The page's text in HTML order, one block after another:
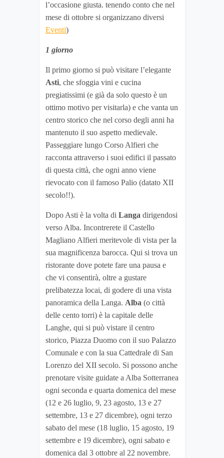
l’occasione giusta. tenendo conto che nel
mese di ottobre si organizzano diversi
Eventi)
1 giorno
Il primo giorno si può visitare l’elegante
Asti, che sfoggia vini e cucina
pregiatissimi (e già da solo questo è un
ottimo motivo per visitarla) e che vanta un
centro storico che nel corso degli anni ha
mantenuto il suo aspetto medievale.
Passeggiare lungo Corso Alfieri che
racconta attraverso i suoi edifici il passato
di questa città, che ogni anno viene
rievocato con il famoso Palio (datato XII
secolo!!).
Dopo Asti è la volta di Langa dirigendosi
verso Alba. Incontrerete il Castello
Magliano Alfieri meritevole di vista per la
sua magnificenza barocca. Qui si trova un
ristorante dove potete fare una pausa e
che vi consentirà, oltre a gustare
prelibatezza locai, di godere di una vista
panoramica della Langa. Alba (o città
delle cento torri) è la capitale delle
Langhe, qui si può vistare il centro
storico, Piazza Duomo con il suo Palazzo
Comunale e con la sua Cattedrale di San
Lorenzo del XII secolo. Si possono anche
prenotare visite guidate a Alba Sotterranea
ogni seconda e quarta domenica del mese
(12 e 26 luglio, 9, 23 agosto, 13 e 27
settembre, 13 e 27 dicembre), ogni terzo
sabato del mese (18 luglio, 15 agosto, 19
settembre e 19 dicembre), ogni sabato e
domenica dal 3 ottobre al 22 novembre.